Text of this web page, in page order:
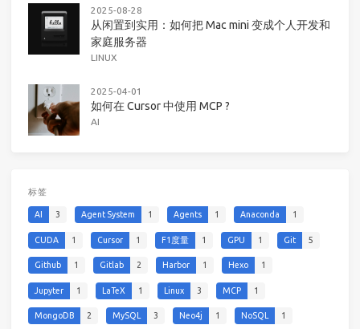
2025-08-28
从闲置到实用：如何把 Mac mini 变成个人开发和
家庭服务器
LINUX
2025-04-01
如何在 Cursor 中使用 MCP ?
AI
标签
AI 3 Agent System 1 Agents 1 Anaconda 1
CUDA 1 Cursor 1 F1度量 1 GPU 1 Git 5
Github 1 Gitlab 2 Harbor 1 Hexo 1
Jupyter 1 LaTeX 1 Linux 3 MCP 1
MongoDB 2 MySQL 3 Neo4j 1 NoSQL 1